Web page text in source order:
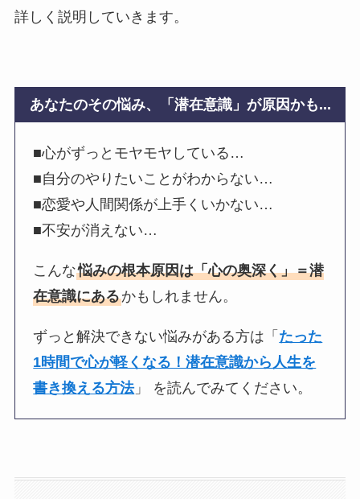
詳しく説明していきます。
あなたのその悩み、「潜在意識」が原因かも...
■心がずっとモヤモヤしている…
■自分のやりたいことがわからない…
■恋愛や人間関係が上手くいかない…
■不安が消えない…
こんな悩みの根本原因は「心の奥深く」＝潜
在意識にあるかもしれません。
ずっと解決できない悩みがある方は「 たった
1時間で心が軽くなる！潜在意識から人生を
書き換える方法」 を読んでみてください。